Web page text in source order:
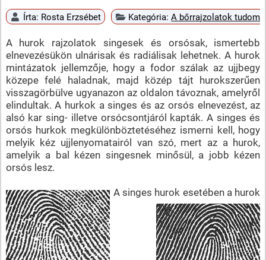
Írta: Rosta Erzsébet Kategória:A bőrrajzolatok
A hurok rajzolatok singesek és orsósak, ismertebb
elnevezésükön ulnárisak és radiálisak lehetnek. A hurok
mintázatok jellemzője, hogy a fodor szálak az ujjbegy
közepe felé haladnak, majd közép tájt hurokszerűen
visszagörbülve ugyanazon az oldalon távoznak, amelyről
elindultak. A hurkok a singes és az orsós elnevezést, az
alsó kar sing- illetve orsócsontjáról kapták. A singes és
orsós hurkok megkülönböztetéséhez ismerni kell, hogy
melyik kéz ujjlenyomatairól van szó, mert az a hurok,
amelyik a bal kézen singesnek minősül, a jobb kézen
orsós lesz.
A singes hurok esetében a hurok